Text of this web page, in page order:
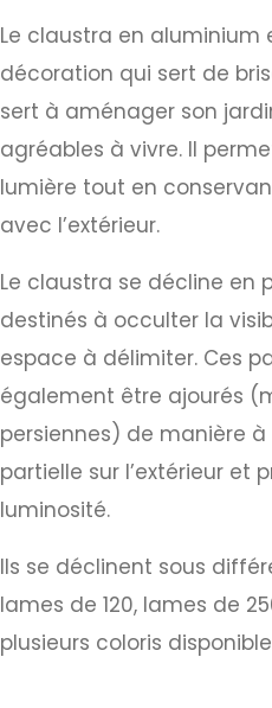
Le claustra en aluminium
décoration qui sert de
sert à aménager son
agréables à vivre. Il
lumière tout en
avec l’extérieur.
Le claustra se décline en
destinés à occulter la
espace à délimiter. Ces
également être ajourés
persiennes) de manière
partielle sur l’extérieur et
luminosité.
Ils se déclinent sous
lames de 120, lames de
plusieurs coloris